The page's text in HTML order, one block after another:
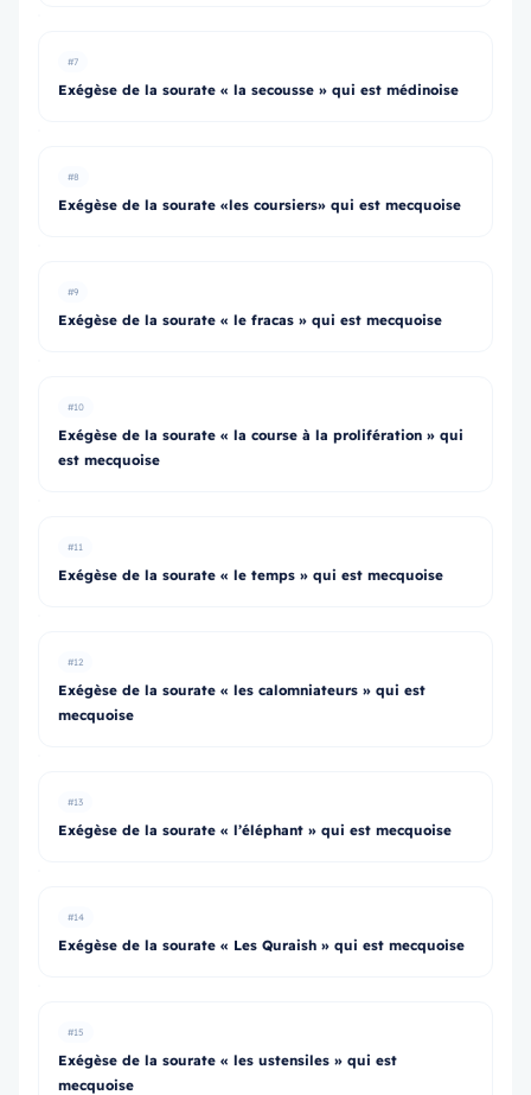
#7
Exégèse de la sourate « la secousse » qui est médinoise
#8
Exégèse de la sourate «les coursiers» qui est mecquoise
#9
Exégèse de la sourate « le fracas » qui est mecquoise
#10
Exégèse de la sourate « la course à la prolifération » qui
est mecquoise
#11
Exégèse de la sourate « le temps » qui est mecquoise
#12
Exégèse de la sourate « les calomniateurs » qui est
mecquoise
#13
Exégèse de la sourate « l’éléphant » qui est mecquoise
#14
Exégèse de la sourate « Les Quraish » qui est mecquoise
#15
Exégèse de la sourate « les ustensiles » qui est
mecquoise